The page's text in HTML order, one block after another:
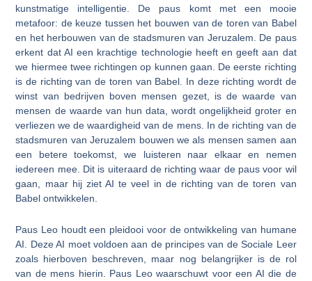
kunstmatige intelligentie. De paus komt met een mooie
metafoor: de keuze tussen het bouwen van de toren van Babel
en het herbouwen van de stadsmuren van Jeruzalem. De paus
erkent dat AI een krachtige technologie heeft en geeft aan dat
we hiermee twee richtingen op kunnen gaan. De eerste richting
is de richting van de toren van Babel. In deze richting wordt de
winst van bedrijven boven mensen gezet, is de waarde van
mensen de waarde van hun data, wordt ongelijkheid groter en
verliezen we de waardigheid van de mens. In de richting van de
stadsmuren van Jeruzalem bouwen we als mensen samen aan
een betere toekomst, we luisteren naar elkaar en nemen
iedereen mee. Dit is uiteraard de richting waar de paus voor wil
gaan, maar hij ziet AI te veel in de richting van de toren van
Babel ontwikkelen.
Paus Leo houdt een pleidooi voor de ontwikkeling van humane
AI. Deze AI moet voldoen aan de principes van de Sociale Leer
zoals hierboven beschreven, maar nog belangrijker is de rol
van de mens hierin. Paus Leo waarschuwt voor een AI die de